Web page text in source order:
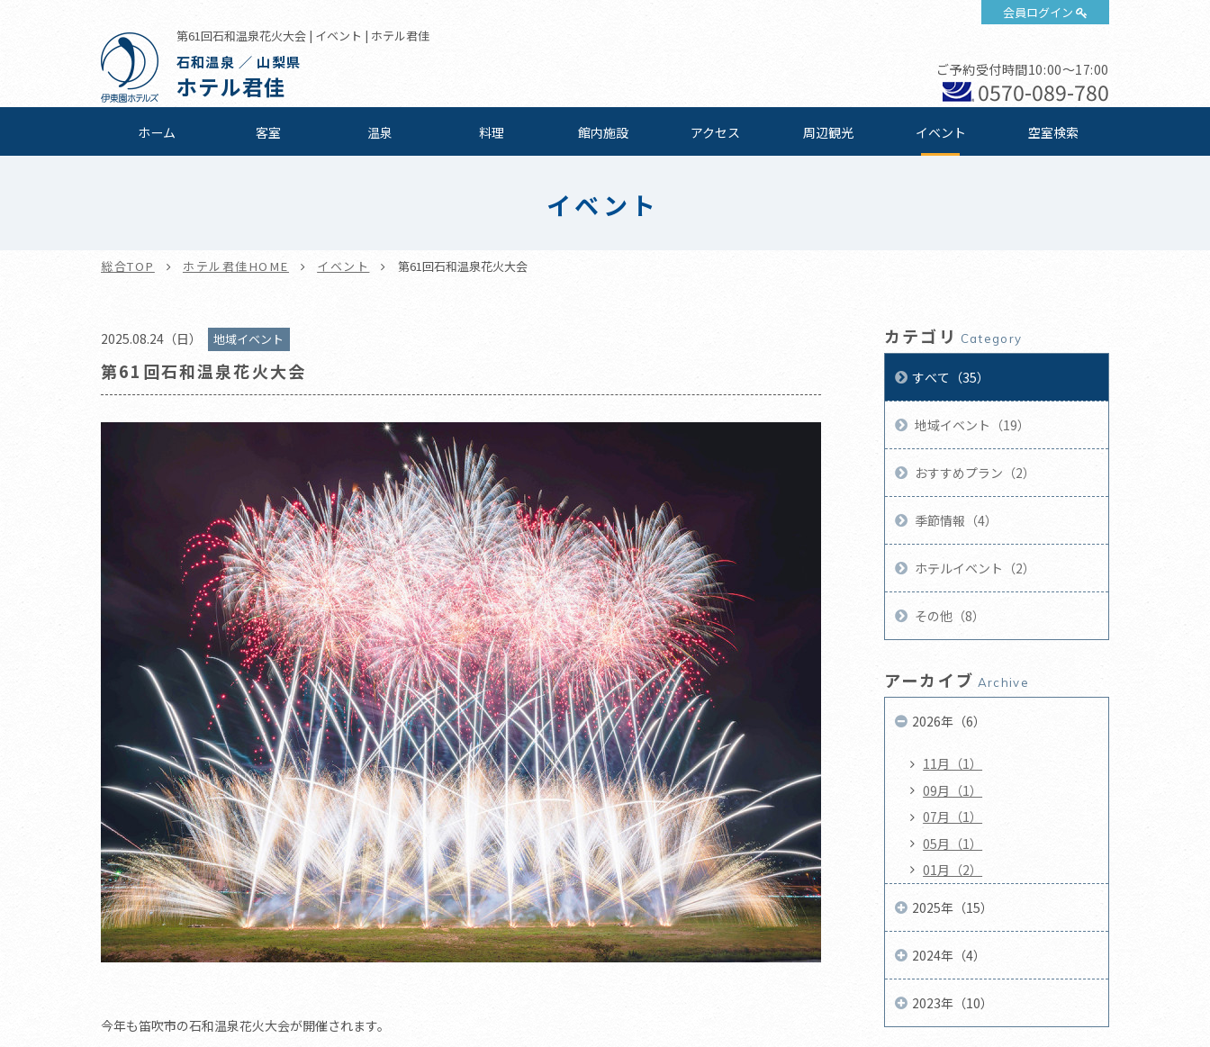
会員ログイン
第61回石和温泉花火大会 | イベント | ホテル君佳
石和温泉 ／ 山梨県
ホテル君佳
ご予約受付時間10:00～17:00
0570-089-780
ホーム 客室 温泉 料理 館内施設 アクセス 周辺観光 イベント 空室検索
イベント
総合TOP ホテル君佳HOME イベント 第61回石和温泉花火大会
2025.08.24（日） 地域イベント
第61回石和温泉花火大会
今年も笛吹市の石和温泉花火大会が開催されます。
カテゴリ Category
すべて（35）
地域イベント（19）
おすすめプラン（2）
季節情報（4）
ホテルイベント（2）
その他（8）
アーカイブ Archive
2026年（6）
11月（1）
09月（1）
07月（1）
05月（1）
01月（2）
2025年（15）
2024年（4）
2023年（10）